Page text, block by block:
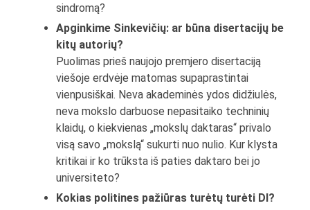
sindromą?
Apginkime Sinkevičių: ar būna disertacijų be
kitų autorių?
Puolimas prieš naujojo premjero disertaciją
viešoje erdvėje matomas supaprastintai
vienpusiškai. Neva akademinės ydos didžiulės,
neva mokslo darbuose nepasitaiko techninių
klaidų, o kiekvienas „mokslų daktaras“ privalo
visą savo „mokslą“ sukurti nuo nulio. Kur klysta
kritikai ir ko trūksta iš paties daktaro bei jo
universiteto?
Kokias politines pažiūras turėtų turėti DI?